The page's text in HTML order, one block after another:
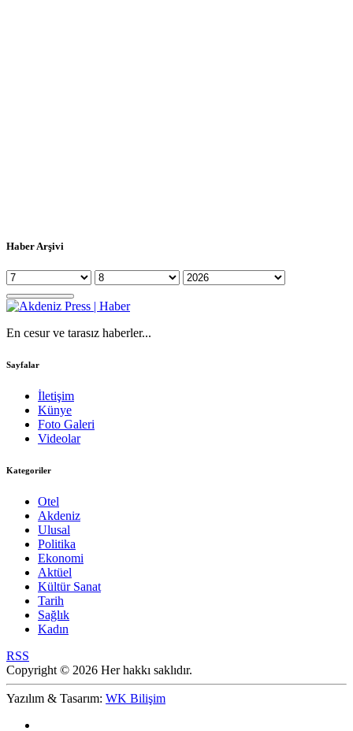
Haber Arşivi
En cesur ve tarasız haberler...
Sayfalar
İletişim
Künye
Foto Galeri
Videolar
Kategoriler
Otel
Akdeniz
Ulusal
Politika
Ekonomi
Aktüel
Kültür Sanat
Tarih
Sağlık
Kadın
RSS
Copyright © 2026 Her hakkı saklıdır.
Yazılım & Tasarım: WK Bilişim